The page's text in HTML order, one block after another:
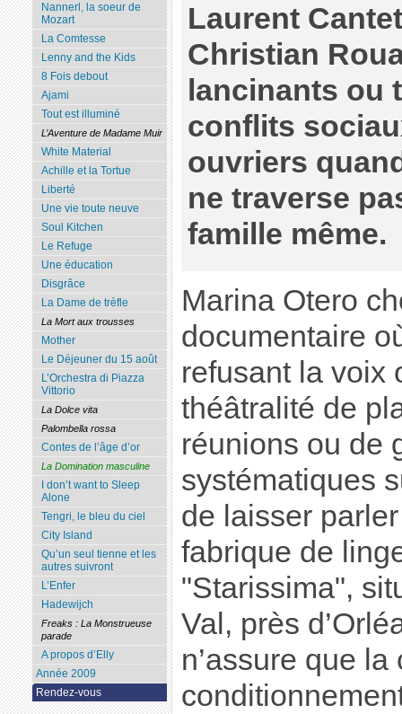
Laurent
Christian
lancinants ou
conflits
ouvriers
ne traverse
famille même.
Marina Otero
documentaire
refusant la voix
théâtralité de
réunions ou de
systématiques
de laisser
fabrique de
"Starissima",
Val, près
n’assure que
Nannerl, la soeur de
Mozart
La Comtesse
Lenny and the Kids
8 Fois debout
Ajami
Tout est illuminé
L’Aventure de Madame Muir
White Material
Achille et la Tortue
Liberté
Une vie toute neuve
Soul Kitchen
Le Refuge
Une éducation
Disgrâce
La Dame de trèfle
La Mort aux trousses
Mother
Le Déjeuner du 15 août
L’Orchestra di Piazza
Vittorio
La Dolce vita
Palombella rossa
Contes de l’âge d’or
La Domination masculine
I don’t want to Sleep
Alone
Tengri, le bleu du ciel
City Island
Qu’un seul tienne et les
autres suivront
L’Enfer
Hadewijch
Freaks : La Monstrueuse
parade
A propos d’Elly
Année 2009
Rendez-vous